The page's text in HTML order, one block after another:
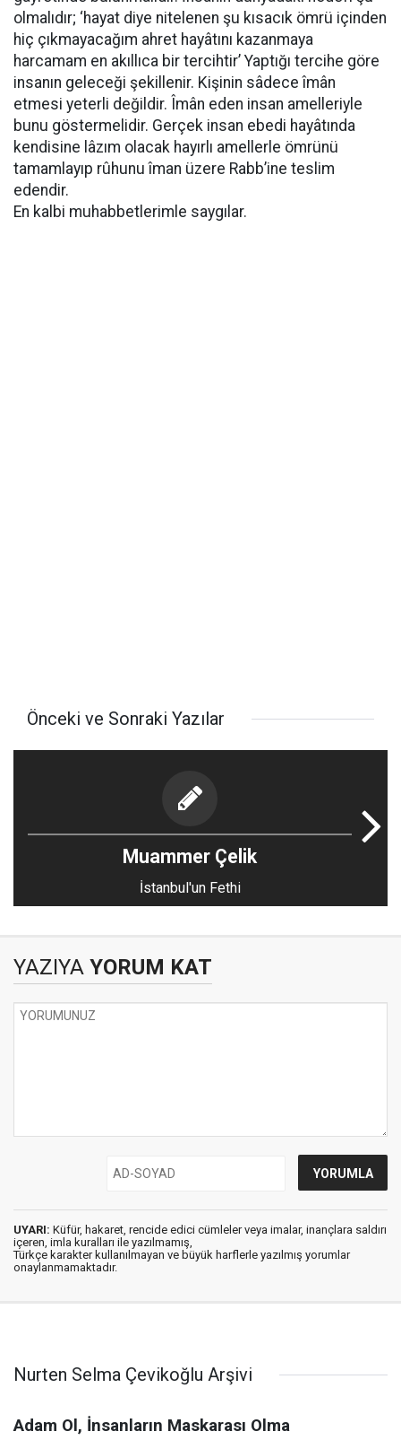
olmalıdır; ‘hayat diye nitelenen şu kısacık ömrü içinden
hiç çıkmayacağım ahret hayâtını kazanmaya
harcamam en akıllıca bir tercihtir’ Yaptığı tercihe göre
insanın geleceği şekillenir. Kişinin sâdece îmân
etmesi yeterli değildir. Îmân eden insan amelleriyle
bunu göstermelidir. Gerçek insan ebedi hayâtında
kendisine lâzım olacak hayırlı amellerle ömrünü
tamamlayıp rûhunu îman üzere Rabb’ine teslim
edendir.
En kalbi muhabbetlerimle saygılar.
Önceki ve Sonraki Yazılar
Muammer Çelik
İstanbul'un Fethi
YAZIYA YORUM KAT
UYARI: Küfür, hakaret, rencide edici cümleler veya imalar, inançlara saldırı
içeren, imla kuralları ile yazılmamış,
Türkçe karakter kullanılmayan ve büyük harflerle yazılmış yorumlar
onaylanmamaktadır.
Nurten Selma Çevikoğlu Arşivi
Adam Ol, İnsanların Maskarası Olma